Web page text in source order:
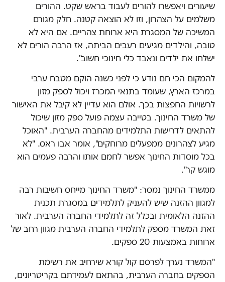
שיעורים ויאפשרו להורים לעבוד בראש שקט. ההורים
משלמים על הצהרון, וזו לא הוצאה קטנה. חלק מגורם
המשיכה של המסגרת היא ארוחת צהריים. אם היא לא
טובה, והילדים מגיעים רעבים הביתה, אז הרבה הורים לא
ישלחו את ילדים ונאבד כלי חינוכי חשוב".
להמקום הכי חם נודע כי לפני כשנה הוקם מטבח ערבי
במרכז הארץ, שעומד בתנאי המכרז ויכול לספק מזון
לרשויות החפצות בכך. אולם הוא עדיין לא קיבל את האישור
של משרד החינוך. בטייבה עצמה פועל ספק מזון שיכול
להתאים לדרישות התלמידים מהחברה הערבית. "האוכל
מגיע לצהרונים ממפעלים מרוחקים", אומר אבו ראס. "לא
בכל מוסדות החינוך אפשר לחמם אותו והרבה פעמים הוא
מוגש קר".
ממשרד החינוך נמסר: "משרד החינוך מייחס חשיבות רבה
למגוון ההזנה שיש להעניק לתלמידים במסגרת תכנית
ההזנה הלאומית ובכלל זה לתלמידי החברה הערבית. לאור
זאת המשרד מספק לתלמידי החברה הערבית מגוון רחב של
ארוחות באמצעות 20 ספקים.
"המשרד נערך לפרסם קול קורא שירחיב את רשימת
הספקים בחברה הערבית, בהתאם לעמידתם בקריטריונים,